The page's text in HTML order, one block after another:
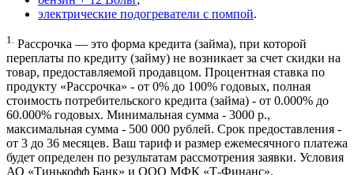
электрические подогреватели с помпой.
1. Рассрочка — это форма кредита (займа), при которой
переплаты по кредиту (займу) не возникает за счет скидки на
товар, предоставляемой продавцом. Процентная ставка по
продукту «Рассрочка» - от 0% до 100% годовых, полная
стоимость потребительского кредита (займа) - от 0.000% до
60.000% годовых. Минимальная сумма - 3000 р.,
максимальная сумма - 500 000 рублей. Срок предоставления -
от 3 до 36 месяцев. Ваш тариф и размер ежемесячного платежа
будет определен по результатам рассмотрения заявки. Условия
АО «Тинькофф Банк» и ООО МФК «Т-Финанс».